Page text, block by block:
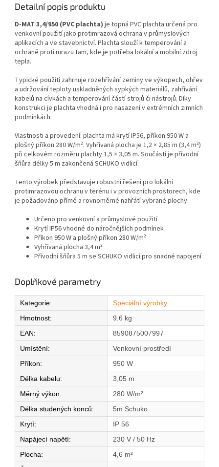
Detailní popis produktu
D-MAT 3,4/950 (PVC plachta) je topná PVC plachta určená pro
venkovní použití jako protimrazová ochrana v průmyslových
aplikacích a ve stavebnictví. Plachta slouží k temperování a
ochraně proti mrazu tam, kde je potřeba lokální a mobilní zdroj
tepla.
Typické použití zahrnuje rozehřívání zeminy ve výkopech, ohřev
a udržování teploty uskladněných sypkých materiálů, zahřívání
kabelů na cívkách a temperování částí strojů či nástrojů. Díky
konstrukci je plachta vhodná i pro nasazení v extrémních zimních
podmínkách.
Vlastnosti a provedení: plachta má krytí IP56, příkon 950 W a
plošný příkon 280 W/m². Vyhřívaná plocha je 1,2 × 2,85 m (3,4 m²)
při celkovém rozměru plachty 1,5 × 3,05 m. Součástí je přívodní
šňůra délky 5 m zakončená SCHUKO vidlicí.
Tento výrobek představuje robustní řešení pro lokální
protimrazovou ochranu v terénu i v provozních prostorech, kde
je požadováno přímé a rovnoměrné nahřátí vybrané plochy.
Určeno pro venkovní a průmyslové použití
Krytí IP56 vhodné do náročnějších podmínek
Příkon 950 W a plošný příkon 280 W/m²
Vyhřívaná plocha 3,4 m²
Přívodní šňůra 5 m se SCHUKO vidlicí pro snadné napojení
Doplňkové parametry
Kategorie:
Speciální výrobky
Hmotnost:
9.6 kg
EAN:
8590875007997
Umístění:
Venkovní prostředí
Příkon:
950 W
Délka kabelu:
3,05 m
Měrný výkon:
280 W/m²
Délka studených konců:
5m Schuko
Krytí:
IP 56
Napájecí napětí:
230 V / 50 Hz
Plocha:
4,6 m²